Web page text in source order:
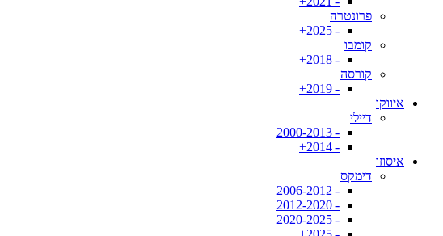
פרונטרה
- 2025+
קומבו
- 2018+
קורסה
- 2019+
איווקו
דיילי
- 2000-2013
- 2014+
איסוזו
דימקס
- 2006-2012
- 2012-2020
- 2020-2025